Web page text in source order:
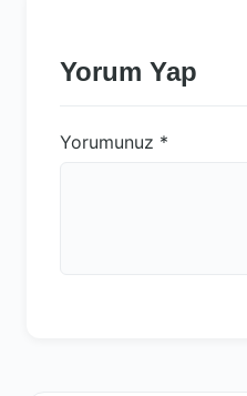
Yorum Yap
Yorumunuz *